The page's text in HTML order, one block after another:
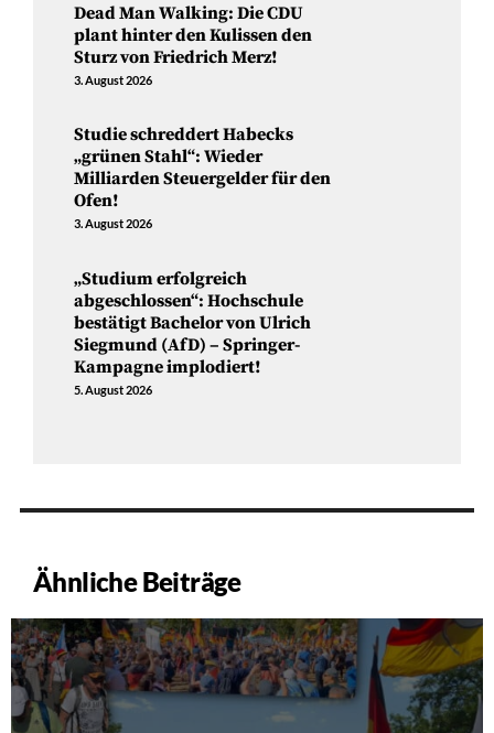
Dead Man Walking: Die CDU
plant hinter den Kulissen den
Sturz von Friedrich Merz!
3. August 2026
Studie schreddert Habecks
„grünen Stahl“: Wieder
Milliarden Steuergelder für den
Ofen!
3. August 2026
„Studium erfolgreich
abgeschlossen“: Hochschule
bestätigt Bachelor von Ulrich
Siegmund (AfD) – Springer-
Kampagne implodiert!
5. August 2026
Ähnliche Beiträge